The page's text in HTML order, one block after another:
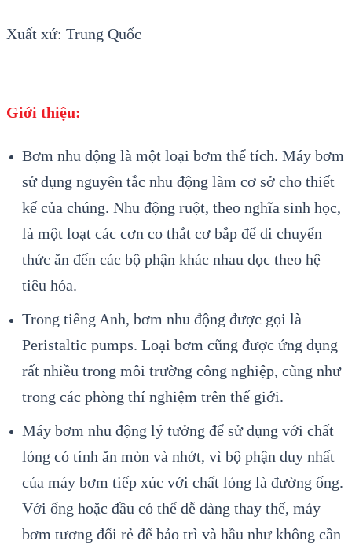
Xuất xứ: Trung Quốc
Giới thiệu:
Bơm nhu động là một loại bơm thể tích. Máy bơm
sử dụng nguyên tắc nhu động làm cơ sở cho thiết
kế của chúng. Nhu động ruột, theo nghĩa sinh học,
là một loạt các cơn co thắt cơ bắp để di chuyển
thức ăn đến các bộ phận khác nhau dọc theo hệ
tiêu hóa.
Trong tiếng Anh, bơm nhu động được gọi là
Peristaltic pumps. Loại bơm cũng được ứng dụng
rất nhiều trong môi trường công nghiệp, cũng như
trong các phòng thí nghiệm trên thế giới.
Máy bơm nhu động lý tưởng để sử dụng với chất
lỏng có tính ăn mòn và nhớt, vì bộ phận duy nhất
của máy bơm tiếp xúc với chất lỏng là đường ống.
Với ống hoặc đầu có thể dễ dàng thay thế, máy
bơm tương đối rẻ để bảo trì và hầu như không cần